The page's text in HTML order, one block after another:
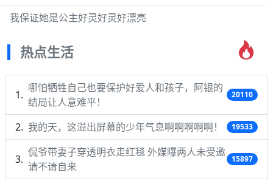
我保证她是公主好灵好灵好漂亮
热点生活
哪怕牺牲自己也要保护好爱人和孩子，阿银的
结局让人意难平！
20110
我的天，这溢出屏幕的少年气息啊啊啊啊啊！ 19533
侃爷带妻子穿透明衣走红毯 外媒曝两人未受邀
请不请自来
15897